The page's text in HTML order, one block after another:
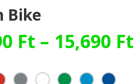
Bike
Ft – 15,690 Ft